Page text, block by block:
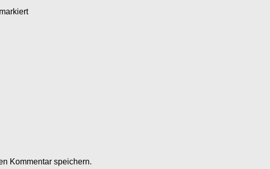
markiert
Kommentar speichern.